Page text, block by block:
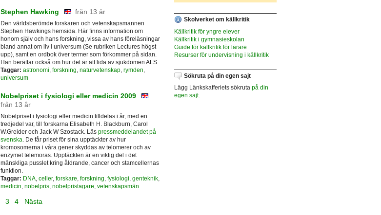
Stephen Hawking från 13 år
Den världsberömde forskaren och vetenskapsmannen
Stephen Hawkings hemsida. Här finns information om
honom själv och hans forskning, vissa av hans föreläsningar
bland annat om liv i universum (Se rubriken Lectures högst
upp), samt en ordbok över termer som förkommer på sidan.
Han berättar också om hur det är att lida av sjukdomen ALS.
Taggar: astronomi, forskning, naturvetenskap, rymden,
universum
Nobelpriset i fysiologi eller medicin 2009
från 13 år
Nobelpriset i fysiologi eller medicin tilldelas i år, med en
tredjedel var, till forskarna Elisabeth H. Blackburn, Carol
W.Greider och Jack W Szostack. Läs pressmeddelandet på
svenska . De får priset för sina upptäckter av hur
kromosomerna i våra gener skyddas av telomerer och av
enzymet telemoras. Upptäckten är en viktig del i det
mänskliga pusslet kring åldrande, cancer och stamcellernas
funktion.
Taggar: DNA, celler, forskare forskning fysiologi genteknik,
medicin nobelpris, nobelpristagare vetenskapsmän
3 4 Nästa
Skolverket om källkritik
Källkritik för yngre elever
Källkritik i gymnasieskolan
Guide för källkritik för lärare
Resurser för undervisning i källkritik
Sökruta på din egen sajt
Lägg Länkskafferiets sökruta på din
egen sajt.